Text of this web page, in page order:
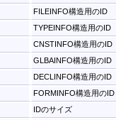
FILEINFO構造用のID
TYPEINFO構造用のID
CNSTINFO構造用のID
GLBAINFO構造用のID
DECLINFO構造用のID
FORMINFO構造用のID
IDのサイズ